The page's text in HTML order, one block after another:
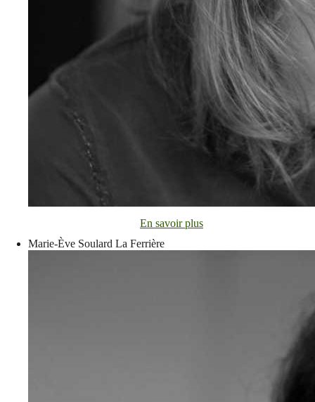
En savoir plus
Marie-Ève Soulard La Ferrière